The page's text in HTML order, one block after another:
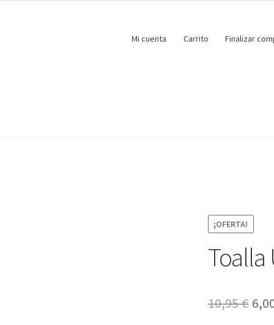
Mi cuenta Carrito Finalizar
¡OFERTA!
10,95€ El